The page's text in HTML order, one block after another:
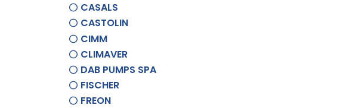
CASALS
CASTOLIN
CIMM
CLIMAVER
DAB PUMPS SPA
FISCHER
FREON